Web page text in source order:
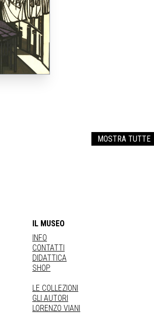
MOSTRA TUTTE
IL MUSEO
INFO
CONTATTI
DIDATTICA
SHOP
LE COLLEZIONI
GLI AUTORI
LORENZO VIANI